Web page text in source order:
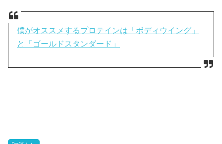
僕がオススメするプロテインは「ボディウイング」
と「ゴールドスタンダード」